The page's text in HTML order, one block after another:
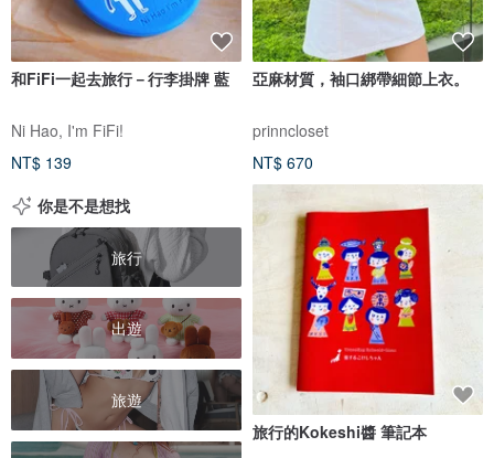
和FiFi一起去旅行－行李掛牌 藍
Ni Hao, I'm FiFi!
NT$ 139
亞麻材質，袖口綁帶細節上衣。
prinncloset
NT$ 670
你是不是想找
旅行
出遊
旅遊
旅行的Kokeshi醬 筆記本